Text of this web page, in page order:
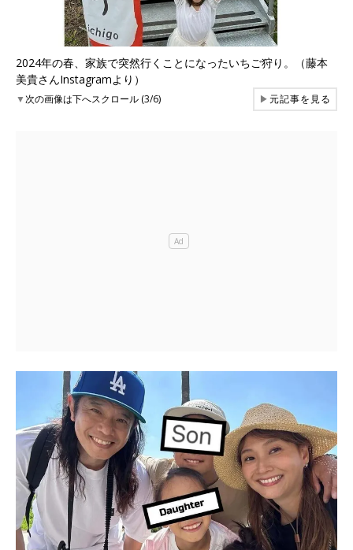
2024年の春、家族で突然行くことになったいちご狩り。（藤本
美貴さんInstagramより）
▼次の画像は下へスクロール (3/6) ▶元記事を見る